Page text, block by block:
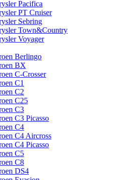
Pacifica
PT Cruiser
Sebring
Town&Country
Voyager
Berlingo
BX
C-Crosser
C1
C2
C25
C3
C3 Picasso
C4
C4 Aircross
C4 Picasso
C5
C8
DS4